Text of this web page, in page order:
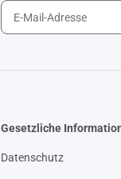
Gesetzliche
Datenschutz